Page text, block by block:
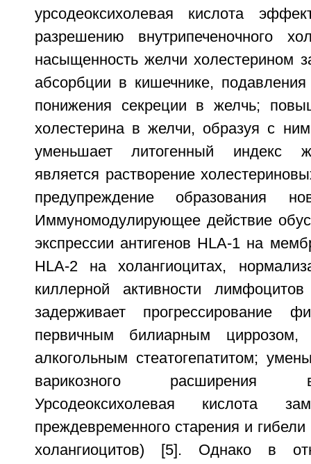
урсодеоксихолевая кислота
разрешению внутрипеченочного
насыщенность желчи холестерином
абсорбции в кишечнике,
понижения секреции в желчь;
холестерина в желчи, образуя с
уменьшает литогенный индекс
является растворение
предупреждение образования
Иммуномодулирующее действие
экспрессии антигенов HLA-1 на
HLA-2 на холангиоцитах,
киллерной активности
задерживает прогрессирование
первичным билиарным циррозом,
алкогольным стеатогепатитом;
варикозного расширения
Урсодеоксихолевая кислота
преждевременного старения и гибели
холангиоцитов) [5]. Однако в